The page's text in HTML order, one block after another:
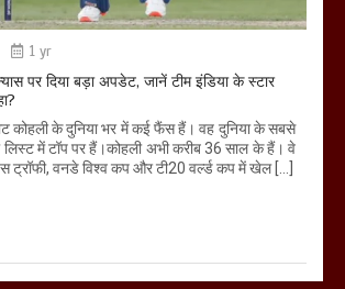
1 yr
पर दिया बड़ा अपडेट, जानें टीम इंडिया के स्टार
कोहली के दुनिया भर में कई फैंस हैं। वह दुनिया के सबसे
लिस्ट में टॉप पर हैं।कोहली अभी करीब 36 साल के हैं। वे
ट्रॉफी, वनडे विश्व कप और टी20 वर्ल्ड कप में खेल […]